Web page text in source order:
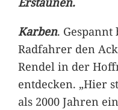
Karben. Gespannt
Radfahrer den
Rendel in der
entdecken. „Hier
als 2000 Jahren